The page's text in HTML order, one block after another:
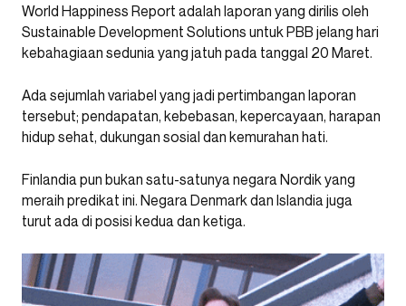
World Happiness Report adalah laporan yang dirilis oleh
Sustainable Development Solutions untuk PBB jelang hari
kebahagiaan sedunia yang jatuh pada tanggal 20 Maret.
Ada sejumlah variabel yang jadi pertimbangan laporan
tersebut; pendapatan, kebebasan, kepercayaan, harapan
hidup sehat, dukungan sosial dan kemurahan hati.
Finlandia pun bukan satu-satunya negara Nordik yang
meraih predikat ini. Negara Denmark dan Islandia juga
turut ada di posisi kedua dan ketiga.